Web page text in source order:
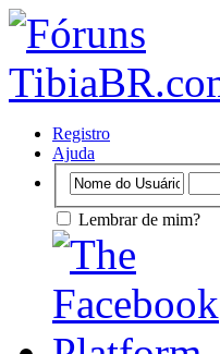
Registro
Ajuda
Lembrar de mim?